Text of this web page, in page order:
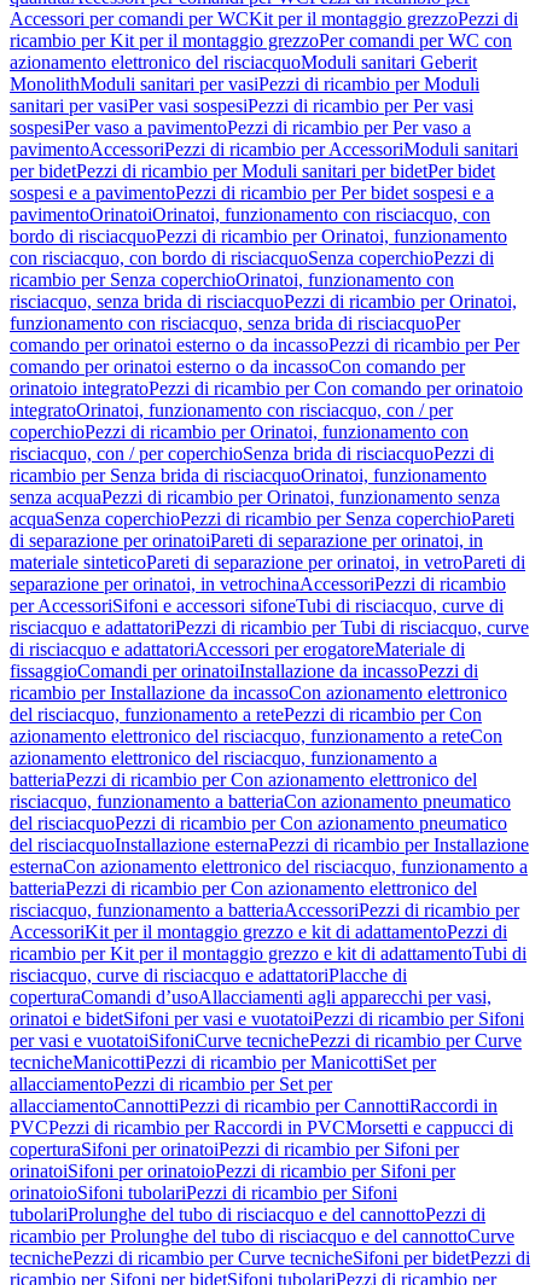
Accessori per comandi per WCKit per il montaggio grezzoPezzi di
ricambio per Kit per il montaggio grezzoPer comandi per WC con
azionamento elettronico del risciacquoModuli sanitari Geberit
MonolithModuli sanitari per vasiPezzi di ricambio per Moduli
sanitari per vasiPer vasi sospesiPezzi di ricambio per Per vasi
sospesiPer vaso a pavimentoPezzi di ricambio per Per vaso a
pavimentoAccessoriPezzi di ricambio per AccessoriModuli sanitari
per bidetPezzi di ricambio per Moduli sanitari per bidetPer bidet
sospesi e a pavimentoPezzi di ricambio per Per bidet sospesi e a
pavimentoOrinatoiOrinatoi, funzionamento con risciacquo, con
bordo di risciacquoPezzi di ricambio per Orinatoi, funzionamento
con risciacquo, con bordo di risciacquoSenza coperchioPezzi di
ricambio per Senza coperchioOrinatoi, funzionamento con
risciacquo, senza brida di risciacquoPezzi di ricambio per Orinatoi,
funzionamento con risciacquo, senza brida di risciacquoPer
comando per orinatoi esterno o da incassoPezzi di ricambio per Per
comando per orinatoi esterno o da incassoCon comando per
orinatoio integratoPezzi di ricambio per Con comando per orinatoio
integratoOrinatoi, funzionamento con risciacquo, con / per
coperchioPezzi di ricambio per Orinatoi, funzionamento con
risciacquo, con / per coperchioSenza brida di risciacquoPezzi di
ricambio per Senza brida di risciacquoOrinatoi, funzionamento
senza acquaPezzi di ricambio per Orinatoi, funzionamento senza
acquaSenza coperchioPezzi di ricambio per Senza coperchioPareti
di separazione per orinatoiPareti di separazione per orinatoi, in
materiale sinteticoPareti di separazione per orinatoi, in vetroPareti di
separazione per orinatoi, in vetrochinaAccessoriPezzi di ricambio
per AccessoriSifoni e accessori sifoneTubi di risciacquo, curve di
risciacquo e adattatoriPezzi di ricambio per Tubi di risciacquo, curve
di risciacquo e adattatoriAccessori per erogatoreMateriale di
fissaggioComandi per orinatoiInstallazione da incassoPezzi di
ricambio per Installazione da incassoCon azionamento elettronico
del risciacquo, funzionamento a retePezzi di ricambio per Con
azionamento elettronico del risciacquo, funzionamento a reteCon
azionamento elettronico del risciacquo, funzionamento a
batteriaPezzi di ricambio per Con azionamento elettronico del
risciacquo, funzionamento a batteriaCon azionamento pneumatico
del risciacquoPezzi di ricambio per Con azionamento pneumatico
del risciacquoInstallazione esternaPezzi di ricambio per Installazione
esternaCon azionamento elettronico del risciacquo, funzionamento a
batteriaPezzi di ricambio per Con azionamento elettronico del
risciacquo, funzionamento a batteriaAccessoriPezzi di ricambio per
AccessoriKit per il montaggio grezzo e kit di adattamentoPezzi di
ricambio per Kit per il montaggio grezzo e kit di adattamentoTubi di
risciacquo, curve di risciacquo e adattatoriPlacche di
coperturaComandi d’usoAllacciamenti agli apparecchi per vasi,
orinatoi e bidetSifoni per vasi e vuotatoiPezzi di ricambio per Sifoni
per vasi e vuotatoiSifoniCurve tecnichePezzi di ricambio per Curve
tecnicheManicottiPezzi di ricambio per ManicottiSet per
allacciamentoPezzi di ricambio per Set per
allacciamentoCannottiPezzi di ricambio per CannottiRaccordi in
PVCPezzi di ricambio per Raccordi in PVCMorsetti e cappucci di
coperturaSifoni per orinatoiPezzi di ricambio per Sifoni per
orinatoiSifoni per orinatoioPezzi di ricambio per Sifoni per
orinatoioSifoni tubolariPezzi di ricambio per Sifoni
tubolariProlunghe del tubo di risciacquo e del cannottoPezzi di
ricambio per Prolunghe del tubo di risciacquo e del cannottoCurve
tecnichePezzi di ricambio per Curve tecnicheSifoni per bidetPezzi di
ricambio per Sifoni per bidetSifoni tubolariPezzi di ricambio per